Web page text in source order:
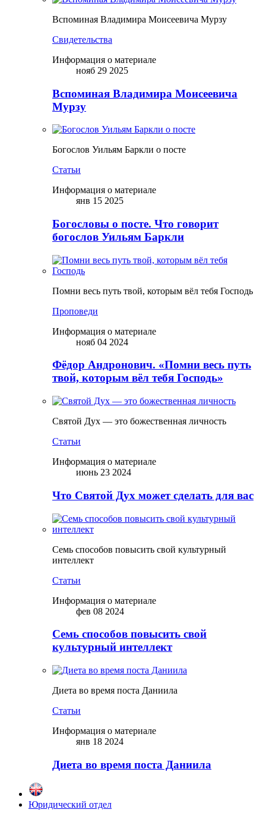
Вспоминая Владимира Моисеевича Мурзу
Свидетельства
Информация о материале
нояб 29 2025
Вспоминая Владимира Моисеевича
Мурзу
Богослов Уильям Баркли о посте
Статьи
Информация о материале
янв 15 2025
Богословы о посте. Что говорит
богослов Уильям Баркли
Помни весь путь твой, которым вёл тебя Господь
Проповеди
Информация о материале
нояб 04 2024
Фёдор Андронович. «Помни весь путь
твой, которым вёл тебя Господь»
Святой Дух — это божественная личность
Статьи
Информация о материале
июнь 23 2024
Что Святой Дух может сделать для вас
Семь способов повысить свой культурный
интеллект
Статьи
Информация о материале
фев 08 2024
Семь способов повысить свой
культурный интеллект
Диета во время поста Даниила
Статьи
Информация о материале
янв 18 2024
Диета во время поста Даниила
Юридический отдел